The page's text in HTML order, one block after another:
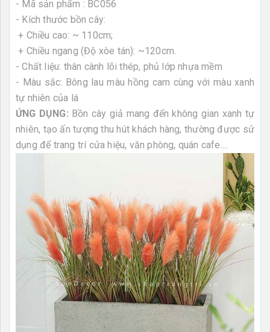
- Mã sản phẩm : BC056
- Kích thước bồn cây:
+ Chiều cao: ~ 110cm;
+ Chiều ngang (Độ xòe tán): ~120cm.
- Chất liệu: thân cành lõi thép, phủ lớp nhựa mềm
- Màu sắc: Bông lau màu hồng cam cùng với màu xanh
tự nhiên của lá
ỨNG DỤNG: Bồn cây giả mang đến không gian xanh tự
nhiên, tạo ấn tượng thu hút khách hàng, thường được sử
dụng để trang trí cửa hiệu, văn phòng, quán cafe....